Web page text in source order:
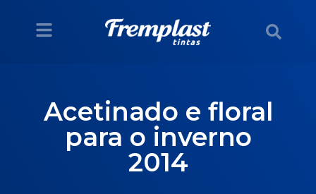
Acetinado e floral
para o inverno
2014